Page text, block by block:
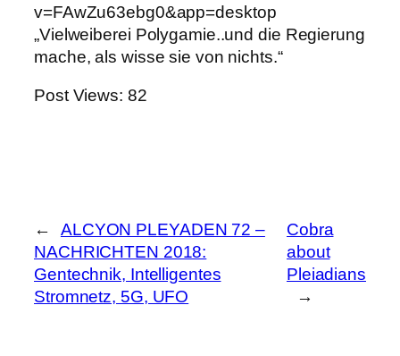
v=FAwZu63ebg0&app=desktop
„Vielweiberei Polygamie..und die Regierung
mache, als wisse sie von nichts.“
Post Views: 82
←
ALCYON PLEYADEN 72 –
NACHRICHTEN 2018:
Gentechnik, Intelligentes
Stromnetz, 5G, UFO
Cobra
about
Pleiadians
→